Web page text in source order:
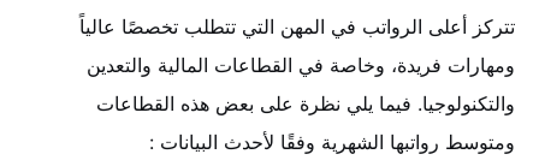
تتركز أعلى الرواتب في المهن التي تتطلب تخصصًا عالياً
ومهارات فريدة، وخاصة في القطاعات المالية والتعدين
والتكنولوجيا. فيما يلي نظرة على بعض هذه القطاعات
ومتوسط رواتبها الشهرية وفقًا لأحدث البيانات :